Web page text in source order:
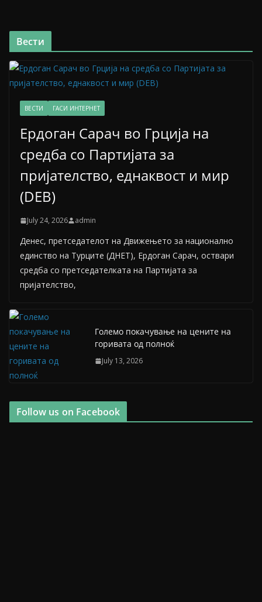
Вести
ВЕСТИ ГАСИ ИНТЕРНЕТ
Ердоган Сарач во Грција на
средба со Партијата за
пријателство, еднаквост и мир
(DEB)
July 24, 2026 admin
Денес, претседателот на Движењето за национално
единство на Турците (ДНЕТ), Ердоган Сарач, оствари
средба со претседателката на Партијата за
пријателство,
Големо покачување на цените на
горивата од полноќ
July 13, 2026
Follow us on Facebook